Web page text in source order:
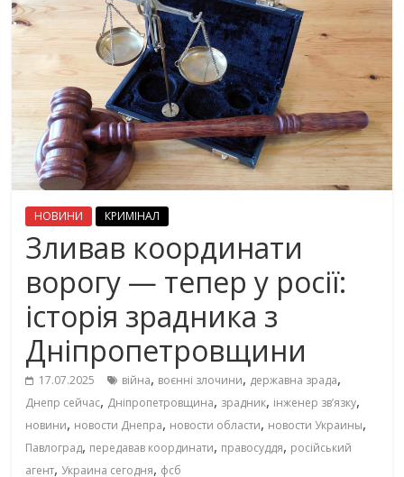
НОВИНИ КРИМІНАЛ
Зливав координати
ворогу — тепер у росії:
історія зрадника з
Дніпропетровщини
17.07.2025 війна, воєнні злочини, державна зрада,
Днепр сейчас, Дніпропетровщина, зрадник, інженер зв’язку,
новини, новости Днепра, новости области, новости Украины,
Павлоград, передавав координати, правосуддя, російський
агент, Украина сегодня, фсб